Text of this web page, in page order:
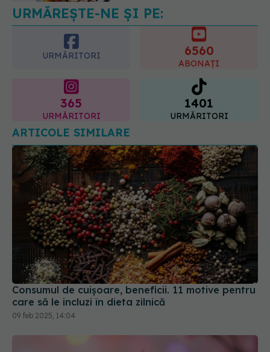
glicemia și colesterolul
08.08.2026, 09:00 6560
ABONAȚI
365
URMĂRITORI
1401
URMĂRITORI
ARTICOLE SIMILARE
Consumul de cuișoare, beneficii. 11 motive pentru
care să le incluzi în dieta zilnică
09 feb 2025, 14:04